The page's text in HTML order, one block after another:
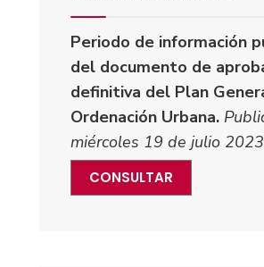
Periodo de información
del documento de
definitiva del Plan
Ordenación Urbana.
miércoles 19 de julio 2023
CONSULTAR